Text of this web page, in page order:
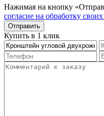
Нажимая на кнопку
согласие на обработку
Отправить
Купить в 1 клик